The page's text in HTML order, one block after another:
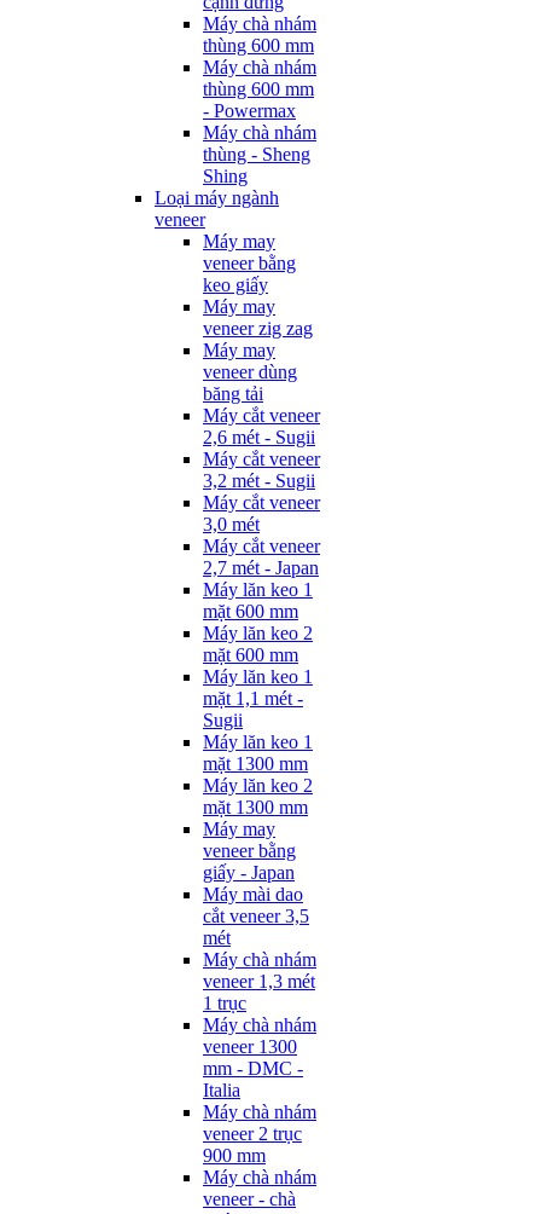
Máy chà nhám
thùng 600 mm
Máy chà nhám
thùng 600 mm
- Powermax
Máy chà nhám
thùng - Sheng
Shing
Loại máy ngành
veneer
Máy may
veneer bằng
keo giấy
Máy may
veneer zig zag
Máy may
veneer dùng
băng tải
Máy cắt veneer
2,6 mét - Sugii
Máy cắt veneer
3,2 mét - Sugii
Máy cắt veneer
3,0 mét
Máy cắt veneer
2,7 mét - Japan
Máy lăn keo 1
mặt 600 mm
Máy lăn keo 2
mặt 600 mm
Máy lăn keo 1
mặt 1,1 mét -
Sugii
Máy lăn keo 1
mặt 1300 mm
Máy lăn keo 2
mặt 1300 mm
Máy may
veneer bằng
giấy - Japan
Máy mài dao
cắt veneer 3,5
mét
Máy chà nhám
veneer 1,3 mét
1 trục
Máy chà nhám
veneer 1300
mm - DMC -
Italia
Máy chà nhám
veneer 2 trục
900 mm
Máy chà nhám
veneer - chà